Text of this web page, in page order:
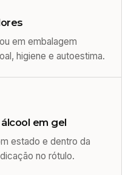
em embalagem
higiene e autoestima.
em gel
estado e dentro da
no rótulo.